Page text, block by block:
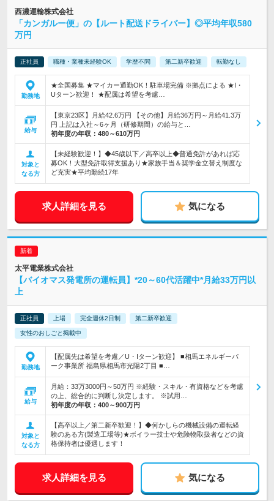
西濃運輸株式会社
「カンガルー便」の【ルート配送ドライバー】◎平均年収580
万円
正社員 職種・業種未経験OK 学歴不問 第二新卒歓迎 転勤なし
勤務地
★全国募集 ★マイカー通勤OK！駐車場完備 ※拠点による ★I・
Uターン歓迎！ ★配属は希望を考慮…
給与
【東京23区】月給42.6万円 【その他】月給36万円～月給41.3万
円 上記は入社～6ヶ月（研修期間）の給与と…
初年度の年収： 480～610万円
対象と
なる方
【未経験歓迎！】◆45歳以下／高卒以上◆普通免許があれば応
募OK！大型免許取得支援あり★家族手当＆奨学金立替え制度な
ど充実★平均勤続17年
求人詳細を見る 気になる
太平電業株式会社
【バイオマス発電所の運転員】*20～60代活躍中*月給33万円以
上
正社員 上場 完全週休2日制 第二新卒歓迎
女性のおしごと掲載中
勤務地
【配属先は希望を考慮／U・Iターン歓迎】 ■相馬エネルギーパ
ーク事業所 福島県相馬市光陽2丁目 ■…
給与
月給：33万3000円～50万円 ※経験・スキル・有資格などを考慮
の上、総合的に判断し決定します。 ※試用…
初年度の年収： 400～900万円
対象と
なる方
【高卒以上／第二新卒歓迎！】◆何かしらの機械設備の運転経
験のある方(製造工場等)★ボイラー技士や危険物取扱者などの資
格保持者は優遇します！
求人詳細を見る 気になる